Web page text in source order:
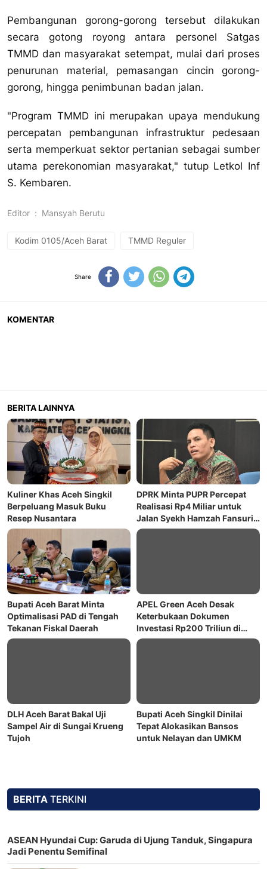
Pembangunan gorong-gorong tersebut dilakukan
secara gotong royong antara personel Satgas
TMMD dan masyarakat setempat, mulai dari proses
penurunan material, pemasangan cincin gorong-
gorong, hingga penimbunan badan jalan.
"Program TMMD ini merupakan upaya mendukung
percepatan pembangunan infrastruktur pedesaan
serta memperkuat sektor pertanian sebagai sumber
utama perekonomian masyarakat," tutup Letkol Inf
S. Kembaren.
Editor : Mansyah Berutu
Kodim 0105/Aceh Barat TMMD Reguler
Share
KOMENTAR
BERITA LAINNYA
Kuliner Khas Aceh Singkil
Berpeluang Masuk Buku
Resep Nusantara
DPRK Minta PUPR Percepat
Realisasi Rp4 Miliar untuk
Jalan Syekh Hamzah Fansuri–
Runding
Bupati Aceh Barat Minta
Optimalisasi PAD di Tengah
Tekanan Fiskal Daerah
APEL Green Aceh Desak
Keterbukaan Dokumen
Investasi Rp200 Triliun di
Nagan Raya
DLH Aceh Barat Bakal Uji
Sampel Air di Sungai Krueng
Tujoh
Bupati Aceh Singkil Dinilai
Tepat Alokasikan Bansos
untuk Nelayan dan UMKM
BERITA TERKINI
ASEAN Hyundai Cup: Garuda di Ujung Tanduk, Singapura
Jadi Penentu Semifinal